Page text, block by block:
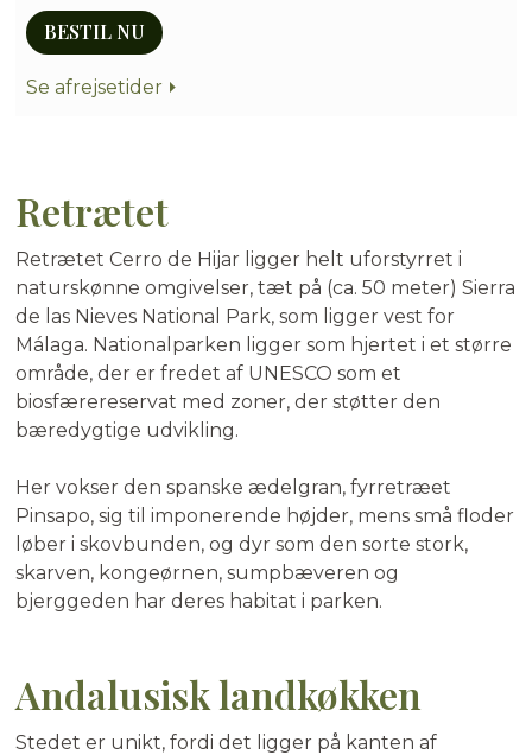
BESTIL NU
Se afrejsetider
Retrætet
Retrætet Cerro de Hijar ligger helt uforstyrret i
naturskønne omgivelser, tæt på (ca. 50 meter) Sierra
de las Nieves National Park, som ligger vest for
Málaga. Nationalparken ligger som hjertet i et større
område, der er fredet af UNESCO som et
biosfærereservat med zoner, der støtter den
bæredygtige udvikling.
Her vokser den spanske ædelgran, fyrretræet
Pinsapo, sig til imponerende højder, mens små floder
løber i skovbunden, og dyr som den sorte stork,
skarven, kongeørnen, sumpbæveren og
bjerggeden har deres habitat i parken.
Andalusisk landkøkken
Stedet er unikt, fordi det ligger på kanten af